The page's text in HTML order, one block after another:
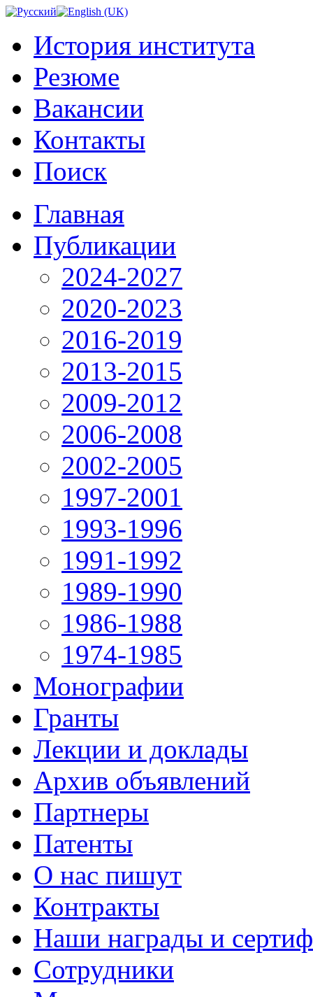
История института
Резюме
Вакансии
Контакты
Поиск
Главная
Публикации
2024-2027
2020-2023
2016-2019
2013-2015
2009-2012
2006-2008
2002-2005
1997-2001
1993-1996
1991-1992
1989-1990
1986-1988
1974-1985
Монографии
Гранты
Лекции и доклады
Архив объявлений
Партнеры
Патенты
О нас пишут
Контракты
Наши награды и
Сотрудники